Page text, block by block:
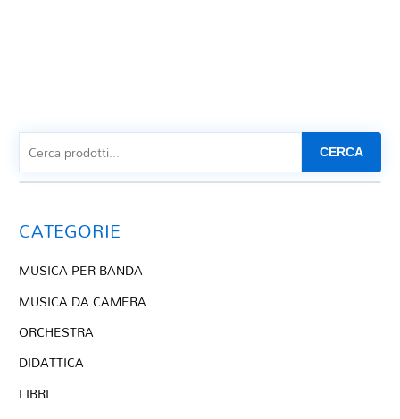
CERCA
CATEGORIE
MUSICA PER BANDA
MUSICA DA CAMERA
ORCHESTRA
DIDATTICA
LIBRI